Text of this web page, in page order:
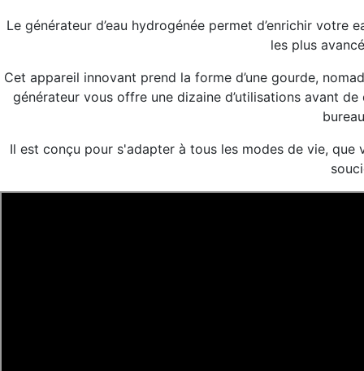
Le générateur d’eau hydrogénée permet d’enrichir
les plus
Cet appareil innovant prend la forme d’une gourde,
générateur vous offre une dizaine d’utilisations avant
Il est conçu pour s'adapter à tous les modes de vie,